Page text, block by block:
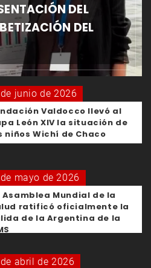
DEL
DEL
junio de 2026
Valdocco llevó al
León XIV la situación de
niños Wichí de Chaco
mayo de 2026
Asamblea Mundial de la
ratificó oficialmente la
de la Argentina de la
abril de 2026